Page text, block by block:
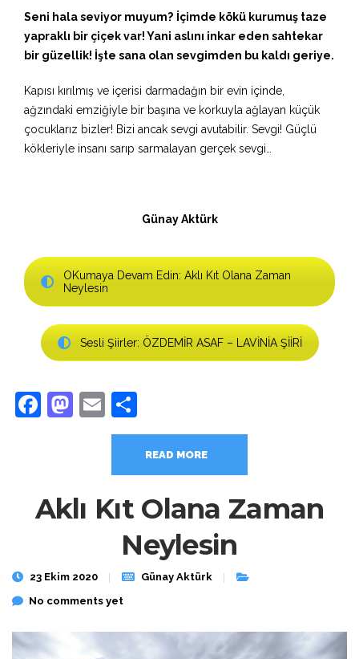
Seni hala seviyor muyum? İçimde kökü kurumuş taze
yapraklı bir çiçek var! Yani aslını inkar eden sahtekar
bir güzellik! İşte sana olan sevgimden bu kaldı geriye.
Kapısı kırılmış ve içerisi darmadağın bir evin içinde,
ağzındaki emziğiyle bir başına ve korkuyla ağlayan küçük
çocuklarız bizler! Bizi ancak sevgi avutabilir. Sevgi! Güçlü
kökleriyle insanı sarıp sarmalayan gerçek sevgi…
Günay Aktürk
OKumaya Devam Edin: Aklı Kıt Olana Zaman
Neylesin
Sesli Şiirler: ÖZDEMİR ASAF – LAVİNİA ŞİİRİ
Facebook
Mastodon
Email
READ MORE
Aklı Kıt Olana Zaman
Neylesin
23 Ekim 2020
Günay Aktürk
No comments yet